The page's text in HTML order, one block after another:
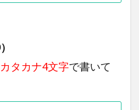
カタカナ4文字で書いて